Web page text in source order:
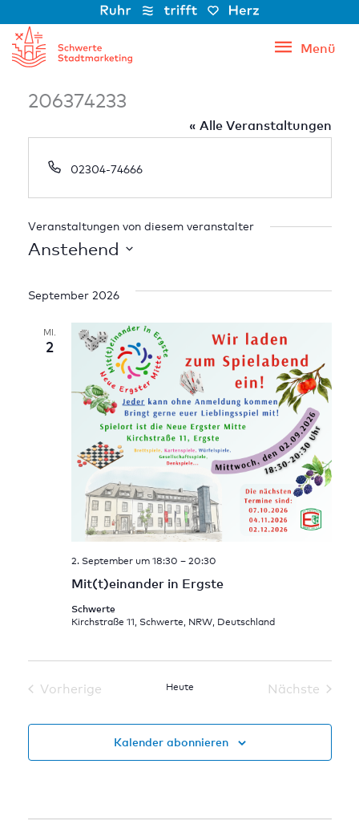
Inhalt
springen
Menü
Menü
206374233
« Alle Veranstaltungen
Telefon
02304-74666
Veranstaltungen von diesem veranstalter
Anstehend
wählen.
September 2026
MI.
2
Mit(t)einander in Ergste
2. September um 18:30 – 20:30
Schwerte
Kirchstraße 11, Schwerte, NRW, Deutschland
Vorherige
Heute
Nächste
Kalender abonnieren